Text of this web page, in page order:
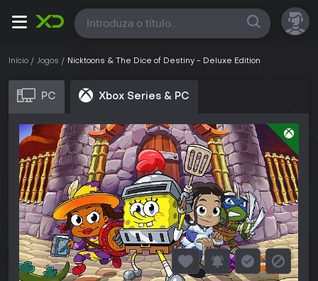
Todas
Início Jogos Nicktoons & The Dice of Destiny - Deluxe Edition
PC Xbox Series & PC